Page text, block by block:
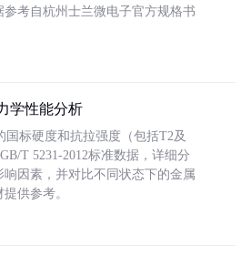
考自杭州士兰微电子官方规格书
学性能分析
国标硬度和抗拉强度（包括T2及
T 5231-2012标准数据，详细分
因素，并对比不同状态下的金属
供参考。